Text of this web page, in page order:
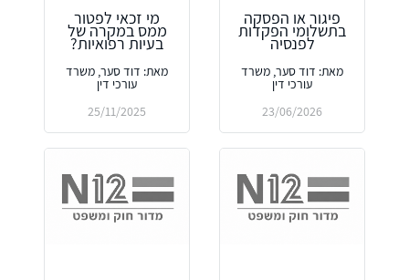
פיגור או הפסקה
בתשלומי הפקדות
לפנסיה
מאת: דוד סער, משרד
עורכי דין
23/06/2026
מי זכאי לפטור
ממס במקרה של
בעיות רפואיות?
מאת: דוד סער, משרד
עורכי דין
25/11/2025